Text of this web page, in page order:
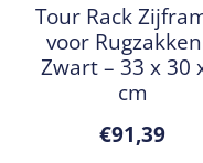
Tour Rack
voor
Zwart – 33 x 30
cm
€91,39